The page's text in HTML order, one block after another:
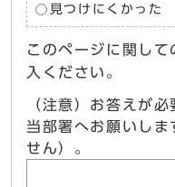
見つけにくかった
このページに関し
入ください。
（注意）お答えが
当部署へお願いし
せん）。